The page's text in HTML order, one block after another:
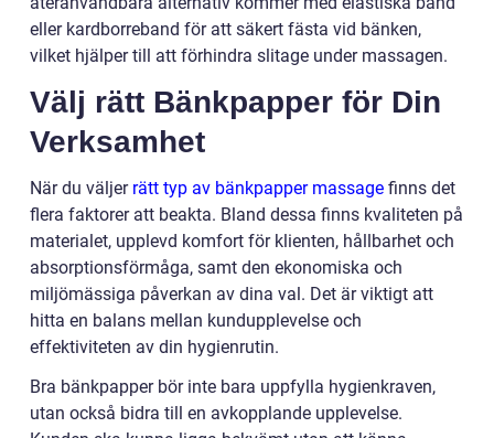
eller kardborreband för att säkert fästa vid bänken,
vilket hjälper till att förhindra slitage under massagen.
Välj rätt Bänkpapper för Din
Verksamhet
När du väljer rätt typ av bänkpapper massage finns det
flera faktorer att beakta. Bland dessa finns kvaliteten på
materialet, upplevd komfort för klienten, hållbarhet och
absorptionsförmåga, samt den ekonomiska och
miljömässiga påverkan av dina val. Det är viktigt att
hitta en balans mellan kundupplevelse och
effektiviteten av din hygienrutin.
Bra bänkpapper bör inte bara uppfylla hygienkraven,
utan också bidra till en avkopplande upplevelse.